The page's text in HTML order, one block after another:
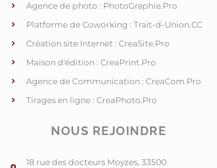
Agence de photo : PhotoGraphie.Pro
Platforme de Coworking : Trait-d-Union.CC
Création site Internet : CreaSite.Pro
Maison d'édition : CreaPrint.Pro
Agence de Communication : CreaCom.Pro
Tirages en ligne : CreaPhoto.Pro
NOUS REJOINDRE
18 rue des docteurs Moyzes, 33500